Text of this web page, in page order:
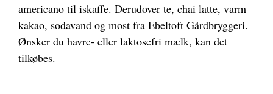
americano til iskaffe. Derudover te, chai latte, varm
kakao, sodavand og most fra Ebeltoft Gårdbryggeri.
Ønsker du havre- eller laktosefri mælk, kan det
tilkøbes.